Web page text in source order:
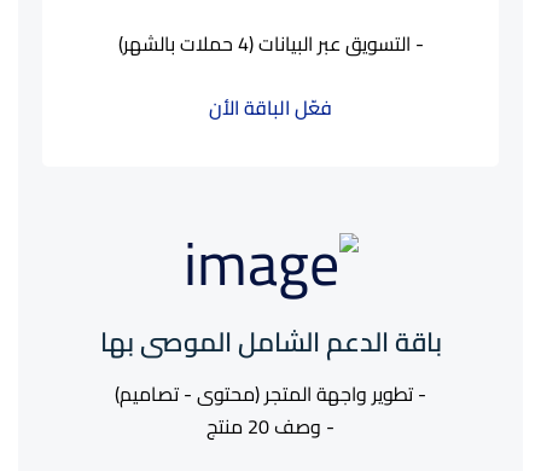
- التسويق عبر البيانات (4 حملات بالشهر)
فعّل الباقة الأن
باقة الدعم الشامل الموصى بها
- تطوير واجهة المتجر (محتوى - تصاميم)
- وصف 20 منتج